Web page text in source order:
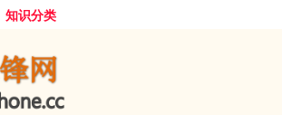
知识分类